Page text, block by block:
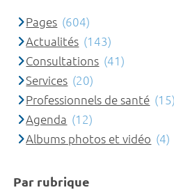
Pages (604)
Actualités (143)
Consultations (41)
Services (20)
Professionnels de santé (15)
Agenda (12)
Albums photos et vidéo (4)
Par rubrique